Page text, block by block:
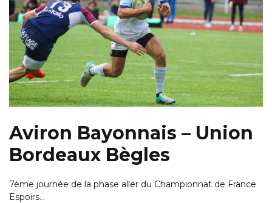
Aviron Bayonnais – Union
Bordeaux Bègles
7ème journée de la phase aller du Championnat de France
Espoirs…